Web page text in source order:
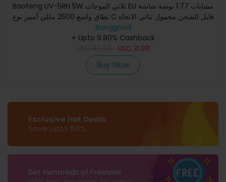
Baofeng UV-5RH 5W ثلاثي الموجات EU مشايات 1.77 بوصة شاشة
نطاق واسع 2500 مللي أمبير نوع C قابل للشحن محمول ثنائي الاتجاه
Banggood
+ Upto 9.80% Cashback
USD 31.99
Buy Now